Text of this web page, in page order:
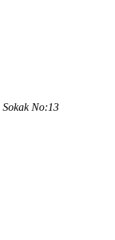
Sokak No:13